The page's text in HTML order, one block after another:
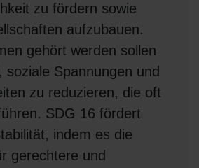
zu fördern sowie
aufzubauen.
gehört werden sollen
soziale Spannungen und
zu reduzieren, die oft
SDG 16 fördert
indem es die
gerechtere und